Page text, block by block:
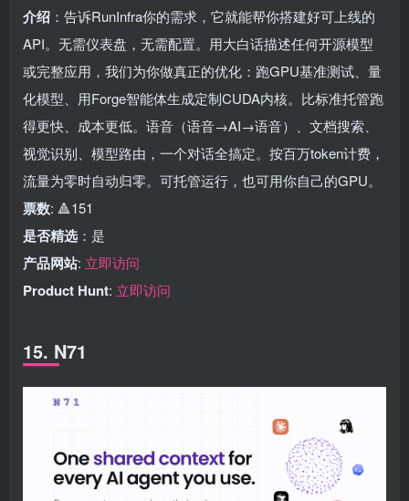
介绍 ：告诉RunInfra你的需求，它就能帮你搭建好可上线的
API。无需仪表盘，无需配置。用大白话描述任何开源模型
或完整应用，我们为你做真正的优化：跑GPU基准测试、量
化模型、用Forge智能体生成定制CUDA内核。比标准托管跑
得更快、成本更低。语音（语音→AI→语音）、文档搜索、
视觉识别、模型路由，一个对话全搞定。按百万token计费，
流量为零时自动归零。可托管运行，也可用你自己的GPU。
票数: 🔺151
是否精选 ：是
产品网站: 立即访问
Product Hunt: 立即访问
15. N71